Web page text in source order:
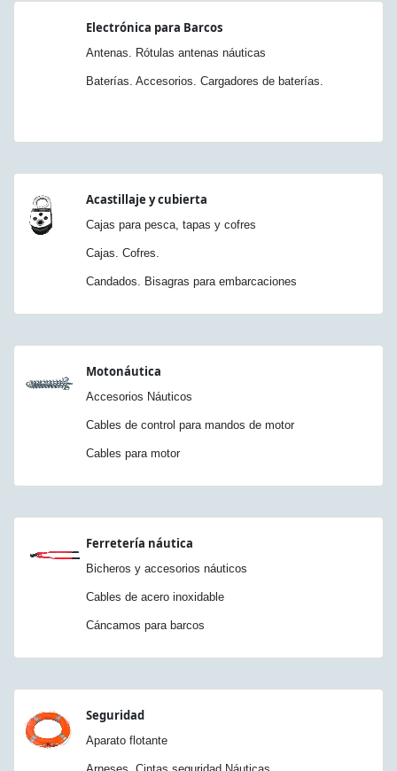
Electrónica para Barcos
Antenas. Rótulas antenas náuticas
Baterías. Accesorios. Cargadores de baterías.
Acastillaje y cubierta
Cajas para pesca, tapas y cofres
Cajas. Cofres.
Candados. Bisagras para embarcaciones
Motonáutica
Accesorios Náuticos
Cables de control para mandos de motor
Cables para motor
Ferretería náutica
Bicheros y accesorios náuticos
Cables de acero inoxidable
Cáncamos para barcos
Seguridad
Aparato flotante